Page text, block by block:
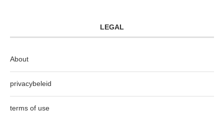
LEGAL
About
privacybeleid
terms of use